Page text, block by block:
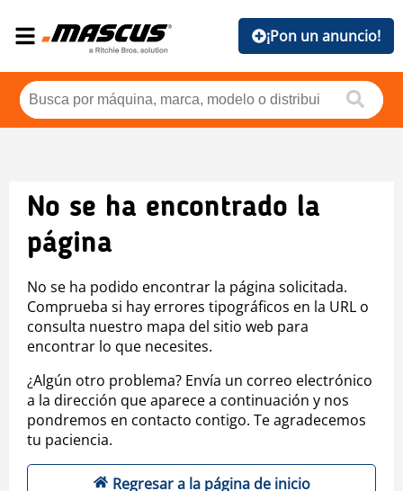
¡Pon un anuncio!
No se ha encontrado la
página
No se ha podido encontrar la página solicitada.
Comprueba si hay errores tipográficos en la URL o
consulta nuestro mapa del sitio web para
encontrar lo que necesites.
¿Algún otro problema? Envía un correo electrónico
a la dirección que aparece a continuación y nos
pondremos en contacto contigo. Te agradecemos
tu paciencia.
Regresar a la página de inicio